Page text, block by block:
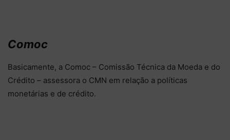
Comoc
Basicamente, a Comoc – Comissão Técnica da Moeda e do
Crédito – assessora o CMN em relação a políticas
monetárias e de crédito.